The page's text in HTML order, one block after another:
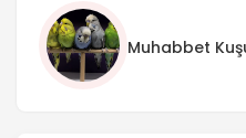
Muhabbet